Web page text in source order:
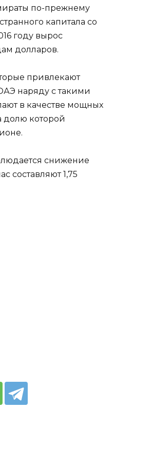
по-прежнему
капитала со
году вырос
долларов.
привлекают
наряду с такими
в качестве мощных
долю которой
снижение
составляют 1,75